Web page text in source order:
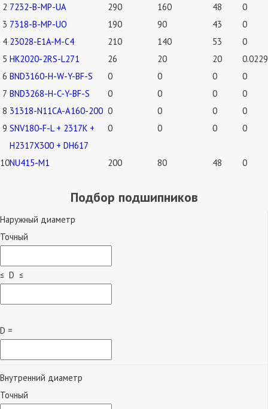
2 7232-B-MP-UA 290 160 48
0
3 7318-B-MP-UO 190 90 43
0
4 23028-E1A-M-C4 210 140 53
0
5 HK2020-2RS-L271 26 20 20
0.0229
6 BND3160-H-W-Y-BF-S 0 0 0
0
7 BND3268-H-C-Y-BF-S 0 0 0
0
8 31318-N11CA-A160-200 0 0 0
0
9 SNV180-F-L + 2317K +
H2317X300 + DH617
0 0 0 0
10NU415-M1 200 80 48 0
Подбор подшипников
Наружный диаметр
Точный
≤ D ≤
D =
Внутренний диаметр
Точный